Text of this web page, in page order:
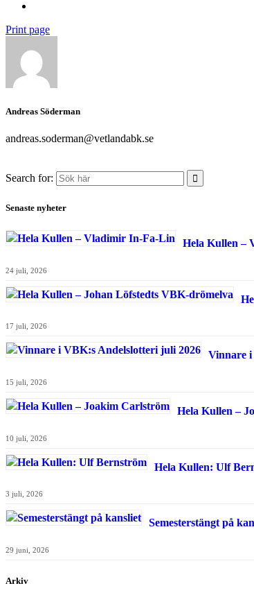
Print page
Andreas Söderman
andreas.soderman@vetlandabk.se
Search for:
Senaste nyheter
Hela Kullen –
24 juli, 2026
17 juli, 2026
Vinnare
15 juli, 2026
Hela Kullen –
10 juli, 2026
Hela Kullen: Ulf
3 juli, 2026
Semesterstängt på
29 juni, 2026
Arkiv